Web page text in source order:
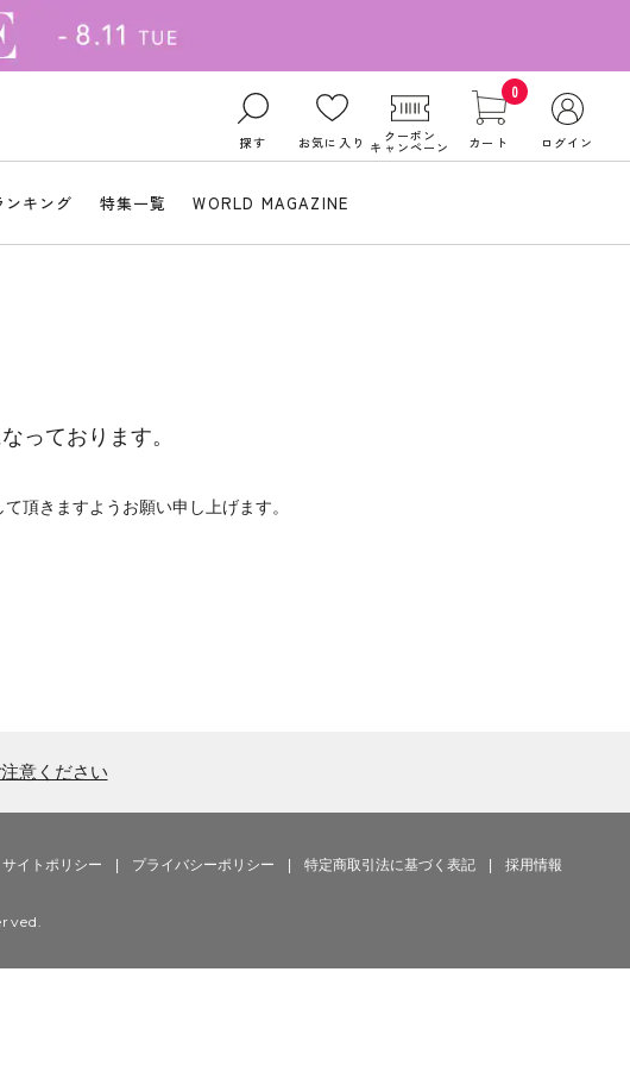
探す お気に入り クーポン
キャンペーン
0
カート ログイン
ンキング 特集一覧 WORLD MAGAZINE
っております。
頂きますようお願い申し上げます。
意ください
サイトポリシー プライバシーポリシー 特定商取引法に基づく表記 採用情報